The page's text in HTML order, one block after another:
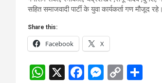
सहित समाजवादी पार्टी के युवा कार्यकर्ता गण मौजूद रहे।
Share this:
Facebook X
W X
F
M C